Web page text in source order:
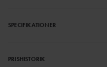
SPECIFIKATIONER
PRISHISTORIK